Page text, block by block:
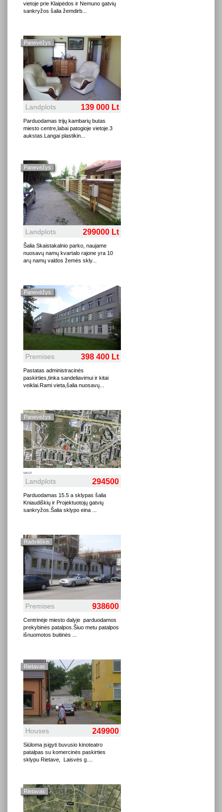
vietoje prie Klaipėdos ir Nemuno gatvių
sankryžos šalia žemdirb
Panevėžys
Landplots 139 000 Lt
Parduodamas trijų kambarių butas
miesto centre,labai patogioje vietoje.3
aukstas.Langai plastikin
Panevėžys
Landplots 299000 Lt
Šalia Skaistakalnio parko, naujame
nuosavų namų kvartalo rajone yra 10
arų namų valdos žemės skly...
Panevėžys
Premises 398 400 Lt
Pastatas administracinės
paskirties,tinka sandeliavimui ir kitai
veiklai.Rami vieta,šalia nuosavų
Panevėžys
Landplots 294500
Parduodamas 15.5 a sklypas šalia
Kniaudiškių ir Projektuotojų gatvių
sankryžos.Šalia sklypo eina
Radviliškis
Premises 938600
Centrinėje miesto dalyje parduodamos
prekybinės patalpos.Šiuo metu patalpos
išnuomotos buitinės
Rietavas
Houses 249900
Siūloma įsigyti buvusio kinoteatro
patalpas su komercinės paskirties
sklypu Rietave, Laisvės g.
Rietavas